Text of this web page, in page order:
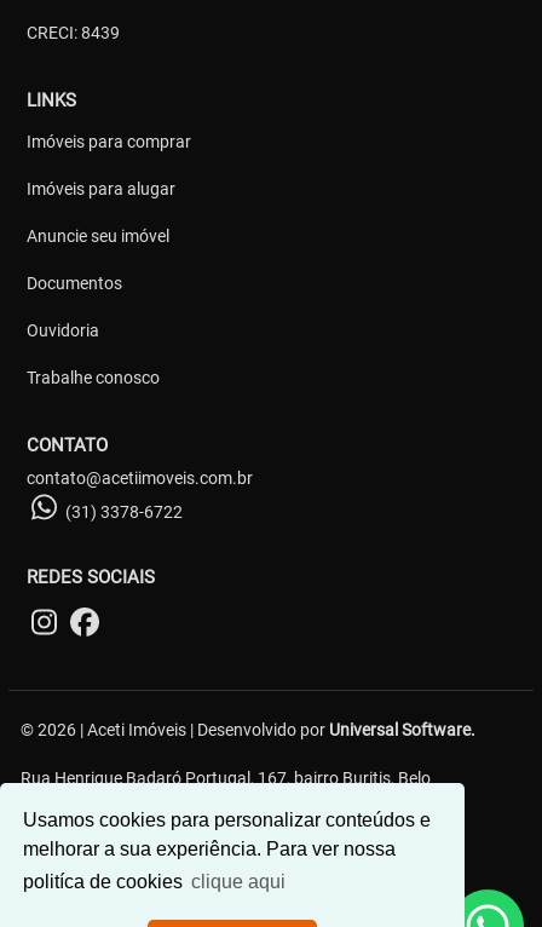
Usamos cookies para personalizar conteúdos e
melhorar a sua experiência. Para ver nossa
politíca de cookies clique aqui
CRECI: 8439
LINKS
Imóveis para comprar
Imóveis para alugar
Anuncie seu imóvel
Documentos
Ouvidoria
Trabalhe conosco
CONTATO
contato@acetiimoveis.com.br
(31) 3378-6722
REDES SOCIAIS
© 2026 | Aceti Imóveis | Desenvolvido por Universal Software.
Rua Henrique Badaró Portugal, 167, bairro Buritis, Belo